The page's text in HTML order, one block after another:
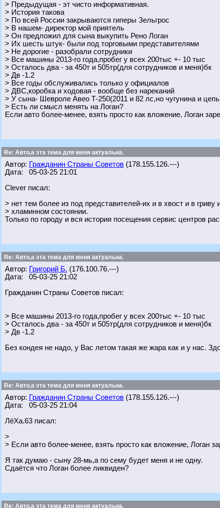
> Предыдущая - эт чисто информативная.
> История такова
> По всей России закрываются гиперы Зельгрос
> В нашем- директор мой приятель
> Он предложил для сына выкупить Рено Логан
> Их шесть штук- были под торговыми представителями
> Не дорогие - разобрали сотрудники
> Все машины 2013-го года,пробег у всех 200тыс +- 10 тыс
> Осталось два - за 450т и 505тр(для сотрудников и меня)бк
> Дв -1.2
> Все годы обслуживались только у официалов
> ДВС,коробка и ходовая - вообще без нареканий
> У сына- Шевроле Авео Т-250(2011 и 82 лс,но чугунина и
> Есть ли смысл менять на Логан?
Если авто более-менее, взять просто как вложение, Логан
Re: Авто,а эта тема для меня актуальна.
Автор: Гражданин Страны Советов (178.155.126.---)
Дата: 05-03-25 21:01
Clever писал:
> нет тем более из под представителей-их и в хвост и в
> хламинном состоянии.
Только по городу и вся история посещения сервис центров
Re: Авто,а эта тема для меня актуальна.
Автор: Григорий Б. (176.100.76.---)
Дата: 05-03-25 21:02
Гражданин Страны Советов писал:
> Все машины 2013-го года,пробег у всех 200тыс +- 10 тыс
> Осталось два - за 450т и 505тр(для сотрудников и меня)бк
> Дв -1.2
Без кондея не надо, у Вас летом такая же жара как и у нас.
Re: Авто,а эта тема для меня актуальна.
Автор: Гражданин Страны Советов (178.155.126.---)
Дата: 05-03-25 21:04
ЛёХа.63 писал:
>
> Если авто более-менее, взять просто как вложение, Логан
Я так думаю - сыну 28-мь,а по сему будет меня и не одну.
Сдаётся что Логан более ликвиден?
Re: Авто,а эта тема для меня актуальна.